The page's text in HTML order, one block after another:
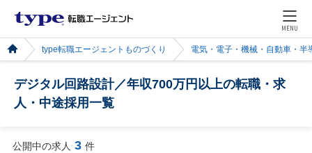
MENU
type転職エージェントものづくり 電気・電子・機械・自動車・半
デジタル回路設計／年収700万円以上の転職・求
人・中途採用一覧
公開中の求人 3 件